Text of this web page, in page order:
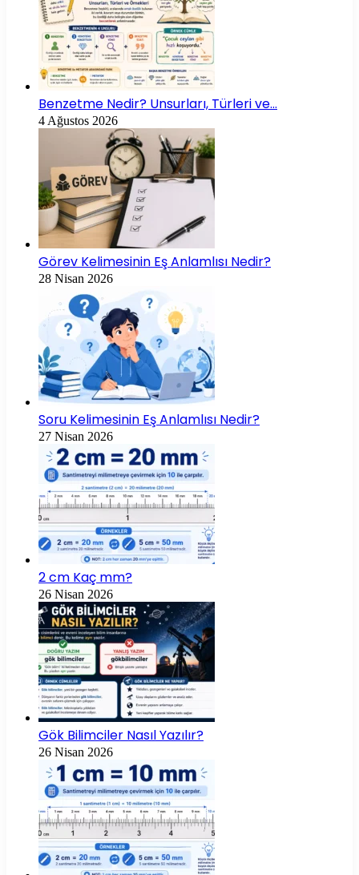
Benzetme Nedir? Unsurları, Türleri ve…
4 Ağustos 2026
Görev Kelimesinin Eş Anlamlısı Nedir?
28 Nisan 2026
Soru Kelimesinin Eş Anlamlısı Nedir?
27 Nisan 2026
2 cm Kaç mm?
26 Nisan 2026
Gök Bilimciler Nasıl Yazılır?
26 Nisan 2026